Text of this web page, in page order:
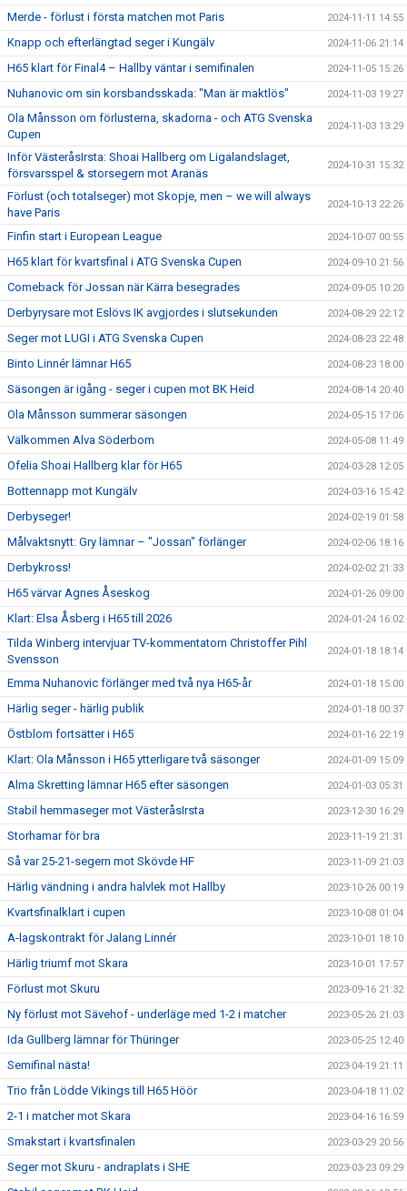
Merde - förlust i första matchen mot Paris 2024-11-11 14:55
Knapp och efterlängtad seger i Kungälv 2024-11-06 21:14
H65 klart för Final4 – Hallby väntar i semifinalen 2024-11-05 15:26
Nuhanovic om sin korsbandsskada: "Man är maktlös" 2024-11-03 19:27
Ola Månsson om förlusterna, skadorna - och ATG Svenska
Cupen
2024-11-03 13:29
Inför VästeråsIrsta: Shoai Hallberg om Ligalandslaget,
försvarsspel & storsegern mot Aranäs
2024-10-31 15:32
Förlust (och totalseger) mot Skopje, men – we will always
have Paris
2024-10-13 22:26
Finfin start i European League 2024-10-07 00:55
H65 klart för kvartsfinal i ATG Svenska Cupen 2024-09-10 21:56
Comeback för Jossan när Kärra besegrades 2024-09-05 10:20
Derbyrysare mot Eslövs IK avgjordes i slutsekunden 2024-08-29 22:12
Seger mot LUGI i ATG Svenska Cupen 2024-08-23 22:48
Binto Linnér lämnar H65 2024-08-23 18:00
Säsongen är igång - seger i cupen mot BK Heid 2024-08-14 20:40
Ola Månsson summerar säsongen 2024-05-15 17:06
Välkommen Alva Söderbom 2024-05-08 11:49
Ofelia Shoai Hallberg klar för H65 2024-03-28 12:05
Bottennapp mot Kungälv 2024-03-16 15:42
Derbyseger! 2024-02-19 01:58
Målvaktsnytt: Gry lämnar – "Jossan" förlänger 2024-02-06 18:16
Derbykross! 2024-02-02 21:33
H65 värvar Agnes Åseskog 2024-01-26 09:00
Klart: Elsa Åsberg i H65 till 2026 2024-01-24 16:02
Tilda Winberg intervjuar TV-kommentatorn Christoffer Pihl
Svensson
2024-01-18 18:14
Emma Nuhanovic förlänger med två nya H65-år 2024-01-18 15:00
Härlig seger - härlig publik 2024-01-18 00:37
Östblom fortsätter i H65 2024-01-16 22:19
Klart: Ola Månsson i H65 ytterligare två säsonger 2024-01-09 15:09
Alma Skretting lämnar H65 efter säsongen 2024-01-03 05:31
Stabil hemmaseger mot VästeråsIrsta 2023-12-30 16:29
Storhamar för bra 2023-11-19 21:31
Så var 25-21-segern mot Skövde HF 2023-11-09 21:03
Härlig vändning i andra halvlek mot Hallby 2023-10-26 00:19
Kvartsfinalklart i cupen 2023-10-08 01:04
A-lagskontrakt för Jalang Linnér 2023-10-01 18:10
Härlig triumf mot Skara 2023-10-01 17:57
Förlust mot Skuru 2023-09-16 21:32
Ny förlust mot Sävehof - underläge med 1-2 i matcher 2023-05-26 21:03
Ida Gullberg lämnar för Thüringer 2023-05-25 12:40
Semifinal nästa! 2023-04-19 21:11
Trio från Lödde Vikings till H65 Höör 2023-04-18 11:02
2-1 i matcher mot Skara 2023-04-16 16:59
Smakstart i kvartsfinalen 2023-03-29 20:56
Seger mot Skuru - andraplats i SHE 2023-03-23 09:29